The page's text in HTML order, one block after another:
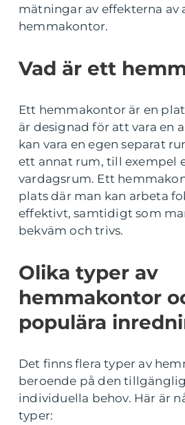
mätningar av effekterna av
hemmakontor.
Vad är ett
Ett hemmakontor är en
är designad för att vara en
kan vara en egen separat
ett annat rum, till exempel
vardagsrum. Ett
plats där man kan arbeta
effektivt, samtidigt som
bekväm och trivs.
Olika typer av
hemmakontor
populära
Det finns flera typer av
beroende på den
individuella behov. Här är
typer: